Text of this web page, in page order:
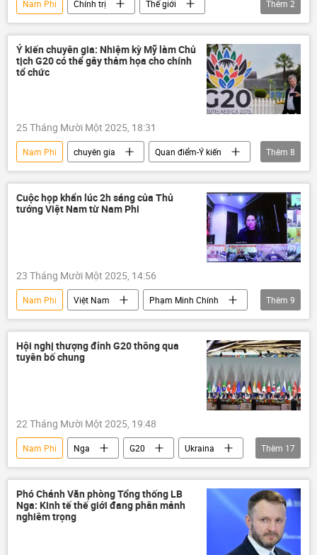
Nam Phi Chính trị
Thế giới
đảo chính
xung đột
Thêm 2
Ý kiến chuyên gia: Nhiệm kỳ Mỹ làm Chủ
tịch G20 có thể gây thảm họa cho chính
tổ chức
25 Tháng Mười Một 2025, 18:31
Nam Phi chuyên gia
Quan điểm-Ý kiến
Chính trị
Hoa Kỳ
Washington
châu Phi
Donald Trump
BRICS
Châu Âu
Thế giới
Thêm 8
Cuộc họp khẩn lúc 2h sáng của Thủ
tướng Việt Nam từ Nam Phi
23 Tháng Mười Một 2025, 14:56
Nam Phi Việt Nam
Phạm Minh Chính
Thế giới
Chính trị
thiên tai
Đắk Lắk
Khánh Hòa
Lâm Đồng
Gia Lai
Thêm 9
Hội nghị thượng đỉnh G20 thông qua
tuyên bố chung
22 Tháng Mười Một 2025, 19:48
Nam Phi Nga G20
Ukraina
Cuộc khủng hoảng ở Ukraina
Sudan
Congo
Palestine
Thế giới
Anh
Hoa Kỳ
Donald Trump
Thêm 17
Phó Chánh Văn phòng Tổng thống LB
Nga: Kinh tế thế giới đang phân mảnh
nghiêm trọng